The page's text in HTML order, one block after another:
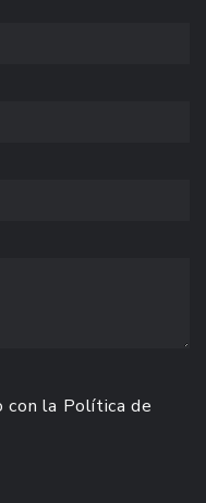
con la Política de